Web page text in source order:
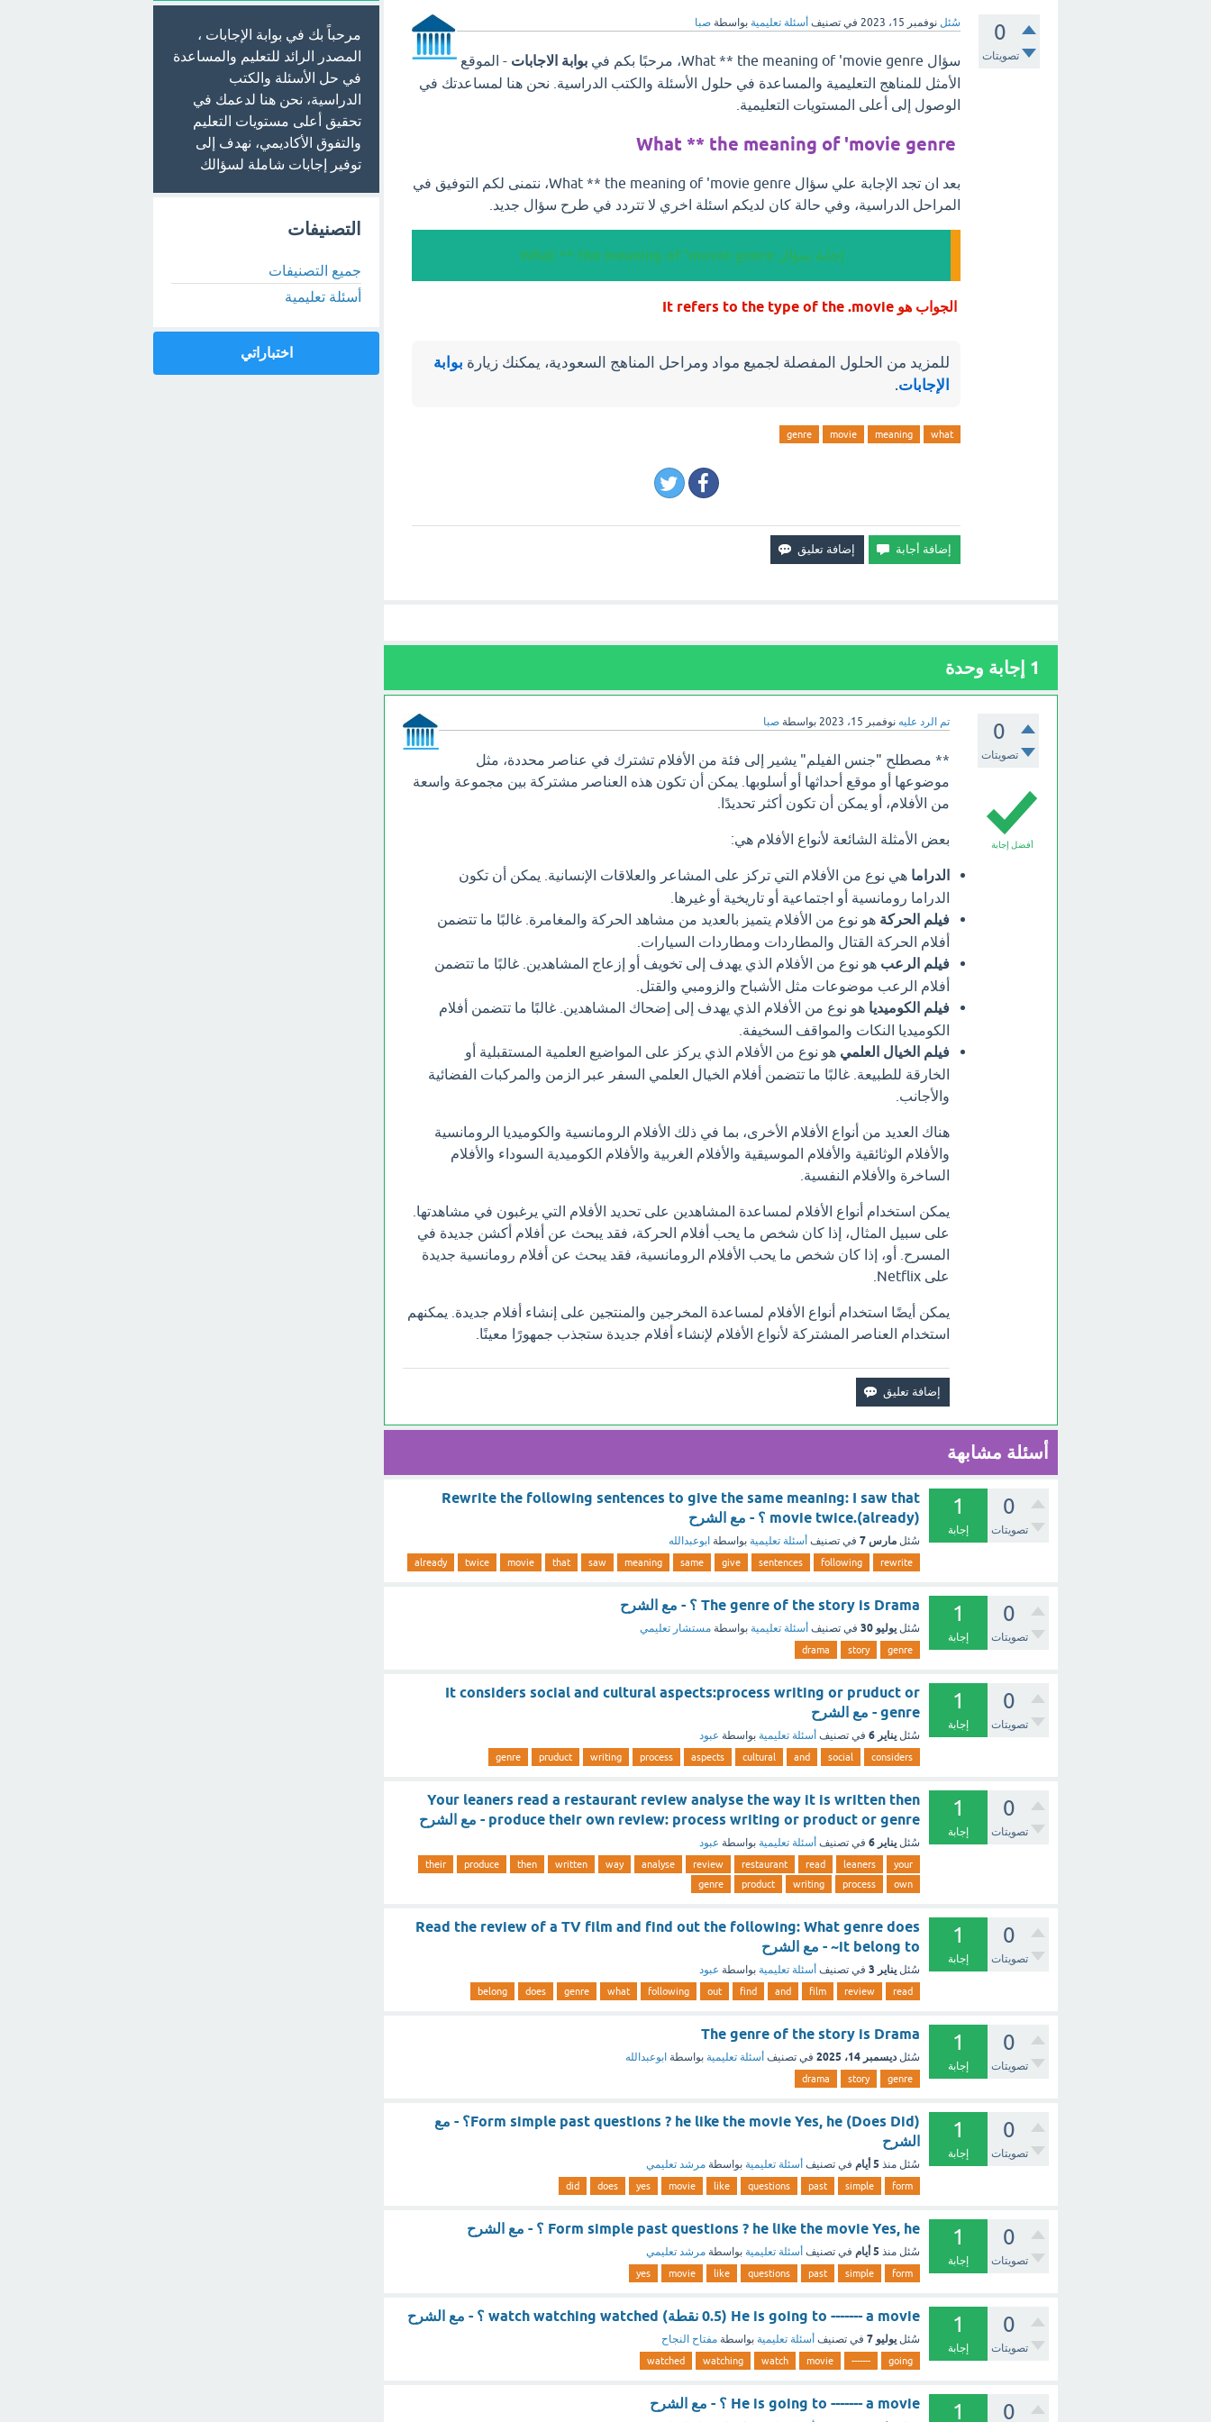
0
تصويتات
سُئل نوفمبر 15، 2023 في تصنيف أسئلة تعليمية بواسطة صبا
سؤال What ** the meaning of 'movie genre، مرحبًا بكم في بوابة الاجابات - الموقع
الأمثل للمناهج التعليمية والمساعدة في حلول الأسئلة والكتب الدراسية. نحن هنا لمساعدتك في
الوصول إلى أعلى المستويات التعليمية.
What ** the meaning of 'movie genre
بعد ان تجد الإجابة علي سؤال What ** the meaning of 'movie genre، نتمنى لكم التوفيق في
المراحل الدراسية، وفي حالة كان لديكم اسئلة اخري لا تتردد في طرح سؤال جديد.
إجابة سؤال What ** the meaning of 'movie genre
الجواب هو It refers to the type of the .movie
للمزيد من الحلول المفصلة لجميع مواد ومراحل المناهج السعودية، يمكنك زيارة بوابة
الإجابات.
what
meaning
movie
genre
1 إجابة وحدة
0
تصويتات
تم الرد عليه نوفمبر 15، 2023 بواسطة صبا
أفضل إجابة
** مصطلح "جنس الفيلم" يشير إلى فئة من الأفلام تشترك في عناصر محددة، مثل
موضوعها أو موقع أحداثها أو أسلوبها. يمكن أن تكون هذه العناصر مشتركة بين مجموعة واسعة
من الأفلام، أو يمكن أن تكون أكثر تحديدًا.
بعض الأمثلة الشائعة لأنواع الأفلام هي:
الدراما هي نوع من الأفلام التي تركز على المشاعر والعلاقات الإنسانية. يمكن أن تكون
الدراما رومانسية أو اجتماعية أو تاريخية أو غيرها.
فيلم الحركة هو نوع من الأفلام يتميز بالعديد من مشاهد الحركة والمغامرة. غالبًا ما تتضمن
أفلام الحركة القتال والمطاردات ومطاردات السيارات.
فيلم الرعب هو نوع من الأفلام الذي يهدف إلى تخويف أو إزعاج المشاهدين. غالبًا ما تتضمن
أفلام الرعب موضوعات مثل الأشباح والزومبي والقتل.
فيلم الكوميديا هو نوع من الأفلام الذي يهدف إلى إضحاك المشاهدين. غالبًا ما تتضمن أفلام
الكوميديا النكات والمواقف السخيفة.
فيلم الخيال العلمي هو نوع من الأفلام الذي يركز على المواضيع العلمية المستقبلية أو
الخارقة للطبيعة. غالبًا ما تتضمن أفلام الخيال العلمي السفر عبر الزمن والمركبات الفضائية
والأجانب.
هناك العديد من أنواع الأفلام الأخرى، بما في ذلك الأفلام الرومانسية والكوميديا ​​الرومانسية
والأفلام الوثائقية والأفلام الموسيقية والأفلام الغربية والأفلام الكوميدية السوداء والأفلام
الساخرة والأفلام النفسية.
يمكن استخدام أنواع الأفلام لمساعدة المشاهدين على تحديد الأفلام التي يرغبون في مشاهدتها.
على سبيل المثال، إذا كان شخص ما يحب أفلام الحركة، فقد يبحث عن أفلام أكشن جديدة في
المسرح. أو، إذا كان شخص ما يحب الأفلام الرومانسية، فقد يبحث عن أفلام رومانسية جديدة
على Netflix.
يمكن أيضًا استخدام أنواع الأفلام لمساعدة المخرجين والمنتجين على إنشاء أفلام جديدة. يمكنهم
استخدام العناصر المشتركة لأنواع الأفلام لإنشاء أفلام جديدة ستجذب جمهورًا معينًا.
أسئلة مشابهة
0
تصويتات
1
إجابة
Rewrite the following sentences to give the same meaning: I saw that
movie twice.(already) ؟ - مع الشرح
سُئل مارس 7 في تصنيف أسئلة تعليمية بواسطة ابوعبدالله
rewrite
following
sentences
give
same
meaning
saw
that
movie
twice
already
0
تصويتات
1
إجابة
The genre of the story is Drama ؟ - مع الشرح
سُئل يوليو 30 في تصنيف أسئلة تعليمية بواسطة مستشار تعليمي
genre
story
drama
0
تصويتات
1
إجابة
It considers social and cultural aspects:process writing or pruduct or
genre - مع الشرح
سُئل يناير 6 في تصنيف أسئلة تعليمية بواسطة عبود
considers
social
and
cultural
aspects
process
writing
pruduct
genre
0
تصويتات
1
إجابة
Your leaners read a restaurant review analyse the way it is written then
produce their own review: process writing or product or genre - مع الشرح
سُئل يناير 6 في تصنيف أسئلة تعليمية بواسطة عبود
your
leaners
read
restaurant
review
analyse
way
written
then
produce
their
own
process
writing
product
genre
0
تصويتات
1
إجابة
Read the review of a TV film and find out the following: What genre does
it belong to~ - مع الشرح
سُئل يناير 3 في تصنيف أسئلة تعليمية بواسطة عبود
read
review
film
and
find
out
following
what
genre
does
belong
0
تصويتات
1
إجابة
The genre of the story is Drama
سُئل ديسمبر 14، 2025 في تصنيف أسئلة تعليمية بواسطة ابوعبدالله
genre
story
drama
0
تصويتات
1
إجابة
(Form simple past questions ? he like the movie Yes, he (Does Did؟ - مع
الشرح
سُئل منذ 5 أيام في تصنيف أسئلة تعليمية بواسطة مرشد تعليمي
form
simple
past
questions
like
movie
yes
does
did
0
تصويتات
1
إجابة
Form simple past questions ? he like the movie Yes, he ؟ - مع الشرح
سُئل منذ 5 أيام في تصنيف أسئلة تعليمية بواسطة مرشد تعليمي
form
simple
past
questions
like
movie
yes
0
تصويتات
1
إجابة
He is going to ------- a movie (0.5 نقطة) watch watching watched ؟ - مع الشرح
سُئل يوليو 7 في تصنيف أسئلة تعليمية بواسطة مفتاح النجاح
going
-------
movie
watch
watching
watched
0
1 He is going to ------- a movie ؟ - مع الشرح
مرحباً بك في بوابة الإجابات ،
المصدر الرائد للتعليم والمساعدة
في حل الأسئلة والكتب
الدراسية، نحن هنا لدعمك في
تحقيق أعلى مستويات التعليم
والتفوق الأكاديمي، نهدف إلى
توفير إجابات شاملة لسؤالك
التصنيفات
جميع التصنيفات
أسئلة تعليمية
اختباراتي